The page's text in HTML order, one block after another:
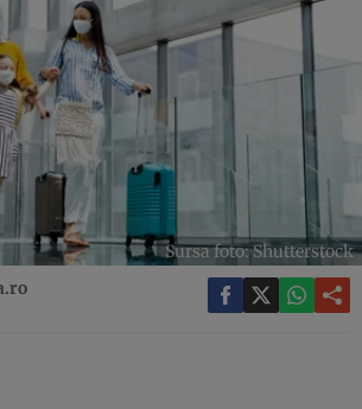
Sursa foto: Shutterstock